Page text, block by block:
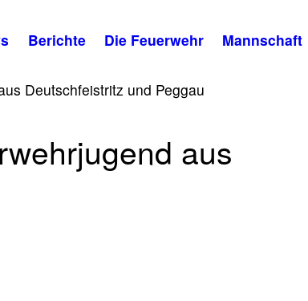
Berichte Die Feuerwehr Mannschaft
Deutschfeistritz und Peggau
aus